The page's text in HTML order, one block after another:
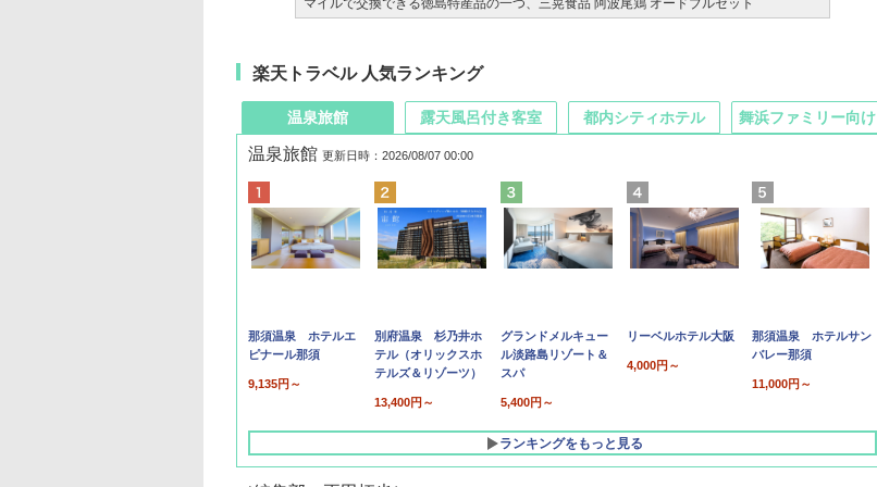
マイルで交換できる徳島特産品の一つ、三晃食品 阿波尾鶏 オードブルセット
楽天トラベル 人気ランキング
温泉旅館
温泉旅館 更新日時：2026/08/07 00:00
那須温泉 ホテルエ
ピナール那須
9,135円～
別府温泉 杉乃井ホ
テル（オリックスホ
テルズ＆リゾーツ）
13,400円～
グランドメルキュー
ル淡路島リゾート＆
スパ
5,400円～
リーベルホテル大阪
4,000円～
那須温泉 ホテルサン
バレー那須
11,000円～
ランキングをもっと見る
露天風呂付き客室 都内シティホテル 舞浜ファミリー向け